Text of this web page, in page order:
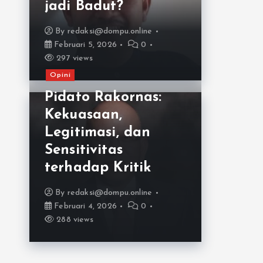
jadi Badut?
By redaksi@dompu.online
Februari 5, 2026
0
297 views
Opini
Pidato Rakornas:
Kekuasaan,
Legitimasi, dan
Sensitivitas
terhadap Kritik
By redaksi@dompu.online
Februari 4, 2026
0
288 views